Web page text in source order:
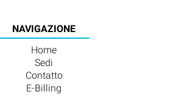
NAVIGAZIONE
Home
Sedi
Contatto
E-Billing